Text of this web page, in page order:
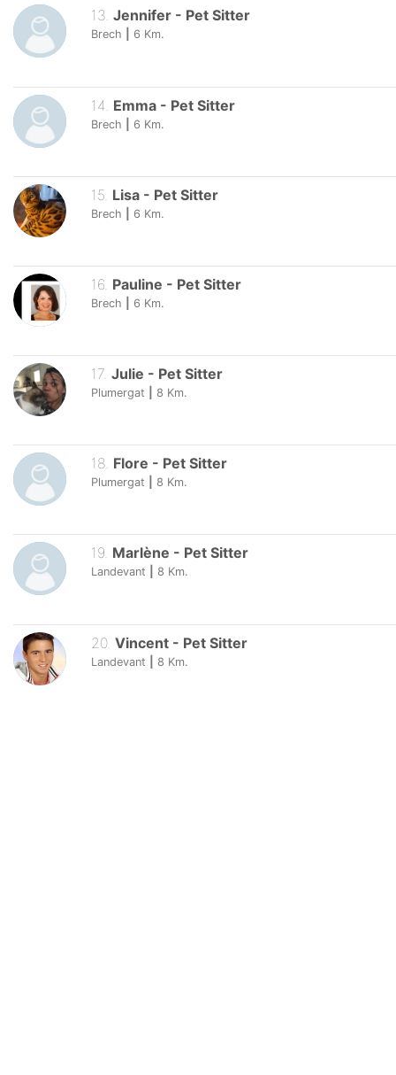
13. Jennifer - Pet Sitter
Brech 6 Km.
14 Emma - Pet Sitter
Brech 6 Km.
15 Lisa - Pet Sitter
Brech 6 Km.
16 Pauline - Pet Sitter
Brech 6 Km.
17. Julie - Pet Sitter
Plumergat 8 Km.
18. Flore - Pet Sitter
Plumergat 8 Km.
19. Marlène - Pet Sitter
Landevant 8 Km.
20. Vincent - Pet Sitter
Landevant 8 Km.